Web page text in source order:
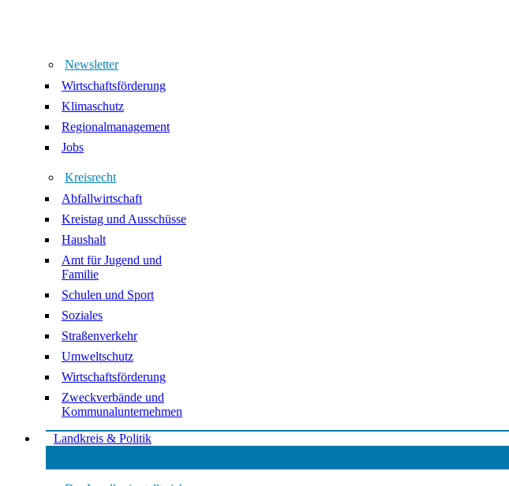
Newsletter
Wirtschaftsförderung
Klimaschutz
Regionalmanagement
Jobs
Kreisrecht
Abfallwirtschaft
Kreistag und Ausschüsse
Haushalt
Amt für Jugend und
Familie
Schulen und Sport
Soziales
Straßenverkehr
Umweltschutz
Wirtschaftsförderung
Zweckverbände und
Kommunalunternehmen
Landkreis & Politik